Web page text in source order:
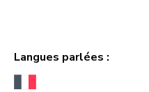
Langues parlées :